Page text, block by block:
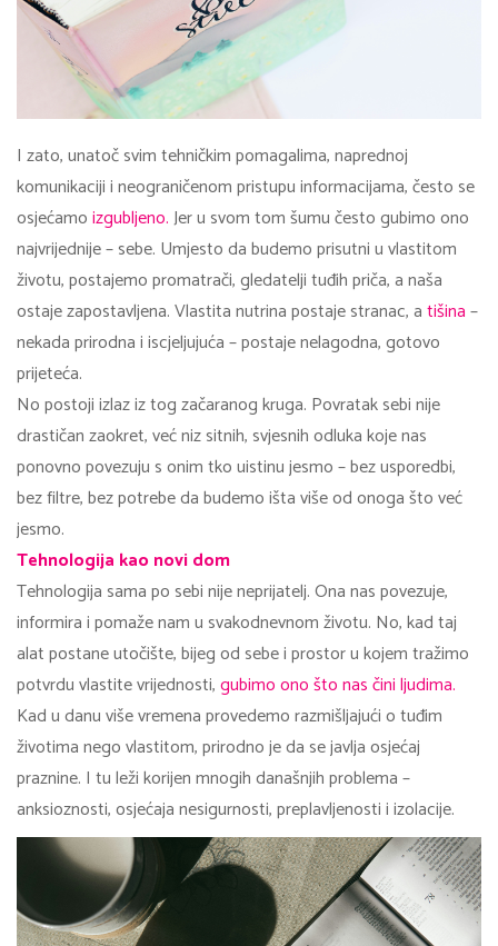
I zato, unatoč svim tehničkim pomagalima, naprednoj
komunikaciji i neograničenom pristupu informacijama, često se
osjećamoizgubljeno.Jer u svom tom šumu često gubimo ono
najvrijednije – sebe. Umjesto da budemo prisutni u vlastitom
životu, postajemo promatrači, gledatelji tuđih priča, a naša
ostaje zapostavljena. Vlastita nutrina postaje stranac, atišina–
nekada prirodna i iscjeljujuća – postaje nelagodna, gotovo
prijeteća.
No postoji izlaz iz tog začaranog kruga. Povratak sebi nije
drastičan zaokret, već niz sitnih, svjesnih odluka koje nas
ponovno povezuju s onim tko uistinu jesmo – bez usporedbi,
bez filtre, bez potrebe da budemo išta više od onoga što već
jesmo.
Tehnologija kao novi dom
Tehnologija sama po sebi nije neprijatelj. Ona nas povezuje,
informira i pomaže nam u svakodnevnom životu. No, kad taj
alat postane utočište, bijeg od sebe i prostor u kojem tražimo
potvrdu vlastite vrijednosti,gubimo ono što nas čini ljudima.
Kad u danu više vremena provedemo razmišljajući o tuđim
životima nego vlastitom, prirodno je da se javlja osjećaj
praznine. I tu leži korijen mnogih današnjih problema –
anksioznosti, osjećaja nesigurnosti, preplavljenosti i izolacije.